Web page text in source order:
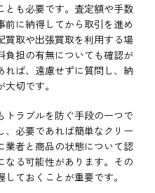
とも必要です。査定額や手数
に納得してから取引を進め
買取や出張買取を利用する場
負担の有無についても確認が
れば、遠慮せずに質問し、納
切です。
トラブルを防ぐ手段の一つで
、必要であれば簡単なクリー
業者と商品の状態について認
なる可能性があります。その
ておくことが重要です。